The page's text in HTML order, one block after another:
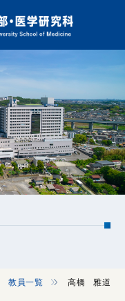
教員一覧 高橋 雅道